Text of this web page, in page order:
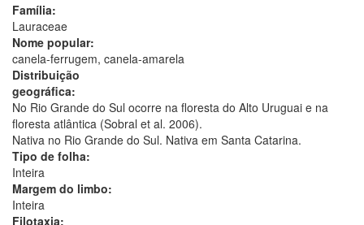
Família:
Lauraceae
Nome popular:
canela-ferrugem, canela-amarela
Distribuição
geográfica:
No Rio Grande do Sul ocorre na floresta do Alto Uruguai e na
floresta atlântica (Sobral et al. 2006).
Nativa no Rio Grande do Sul. Nativa em Santa Catarina.
Tipo de folha:
Inteira
Margem do limbo:
Inteira
Filotaxia: